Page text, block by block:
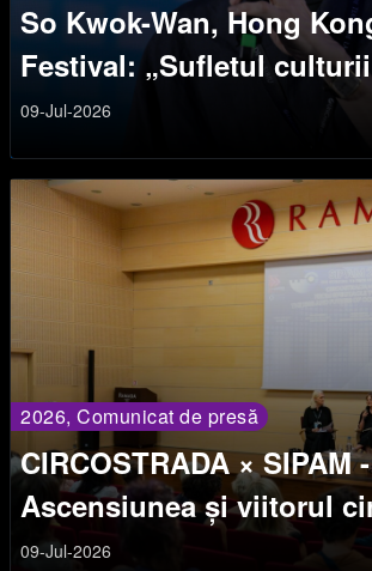
So Kwok-Wan, Hong
Festival: „Sufletul
întrebarea umanității”
09-Jul-2026
2026, Comunicat de presă
CIRCOSTRADA × SIPAM -
Ascensiunea și viitorul
contemporan
09-Jul-2026